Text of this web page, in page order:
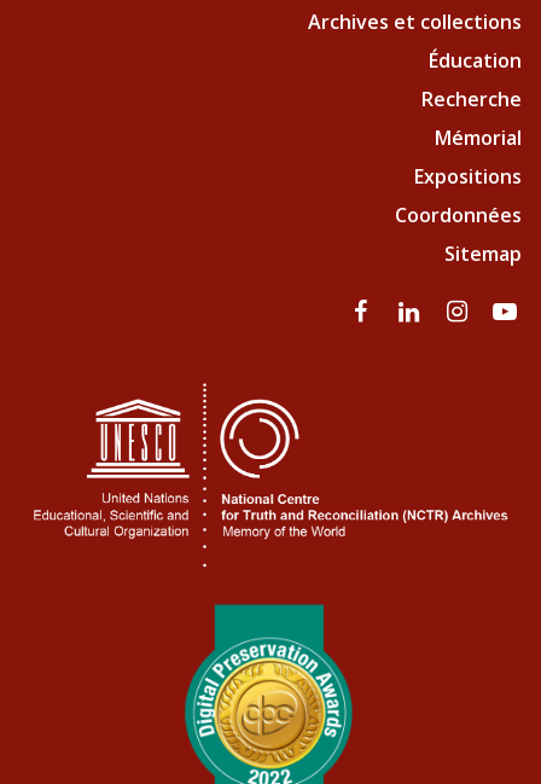
Archives et collections
Éducation
Recherche
Mémorial
Expositions
Coordonnées
Sitemap